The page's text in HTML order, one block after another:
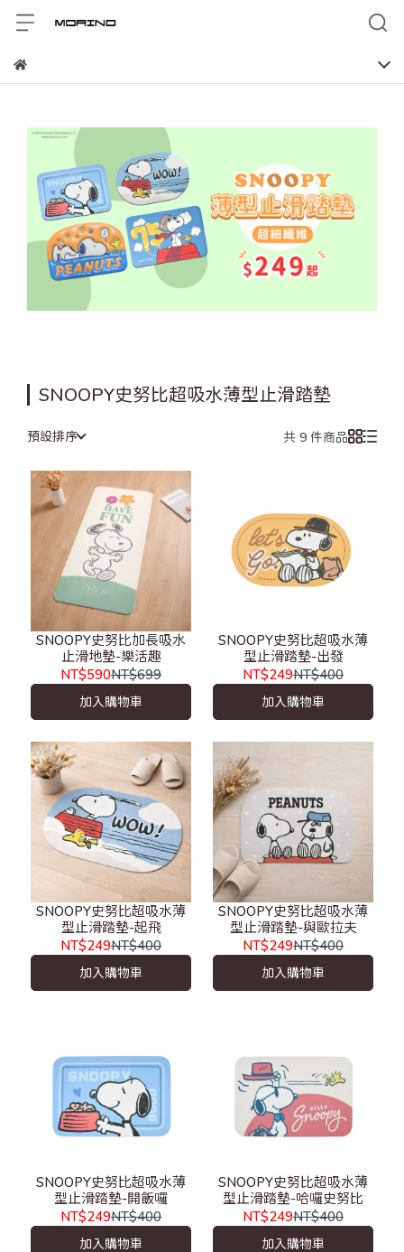
SNOOPY史努比超吸水薄型止滑踏墊
預設排序 共 9 件商品
SNOOPY史努比加長吸水
止滑地墊-樂活趣
NT$590NT$699
加入購物車
SNOOPY史努比超吸水薄
型止滑踏墊-出發
NT$249NT$400
加入購物車
SNOOPY史努比超吸水薄
型止滑踏墊-起飛
NT$249NT$400
加入購物車
SNOOPY史努比超吸水薄
型止滑踏墊-與歐拉夫
NT$249NT$400
加入購物車
SNOOPY史努比超吸水薄
型止滑踏墊-開飯囉
NT$249NT$400
加入購物車
SNOOPY史努比超吸水薄
型止滑踏墊-哈囉史努比
NT$249NT$400
加入購物車